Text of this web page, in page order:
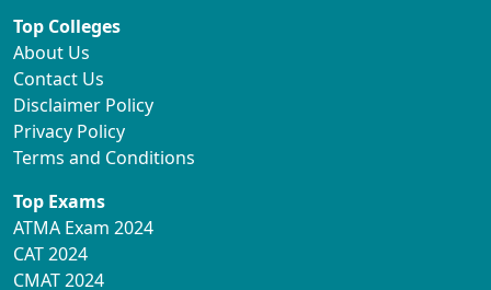
Top Colleges
About Us
Contact Us
Disclaimer Policy
Privacy Policy
Terms and Conditions
Top Exams
ATMA Exam 2024
CAT 2024
CMAT 2024